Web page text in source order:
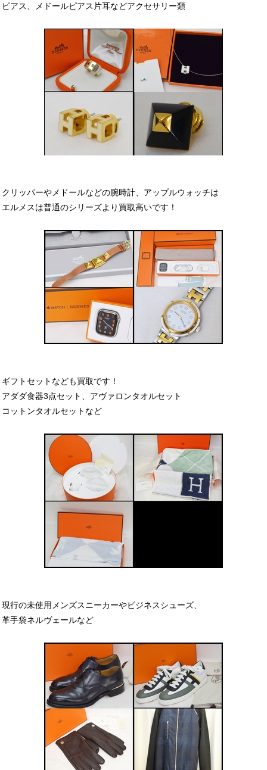
ピアス、メドールピアス片耳などアクセサリー類
クリッパーやメドールなどの腕時計、アップルウォッチは
エルメスは普通のシリーズより買取高いです！
ギフトセットなども買取です！
アダダ食器3点セット、アヴァロンタオルセット
コットンタオルセットなど
現行の未使用メンズスニーカーやビジネスシューズ、
革手袋ネルヴェールなど